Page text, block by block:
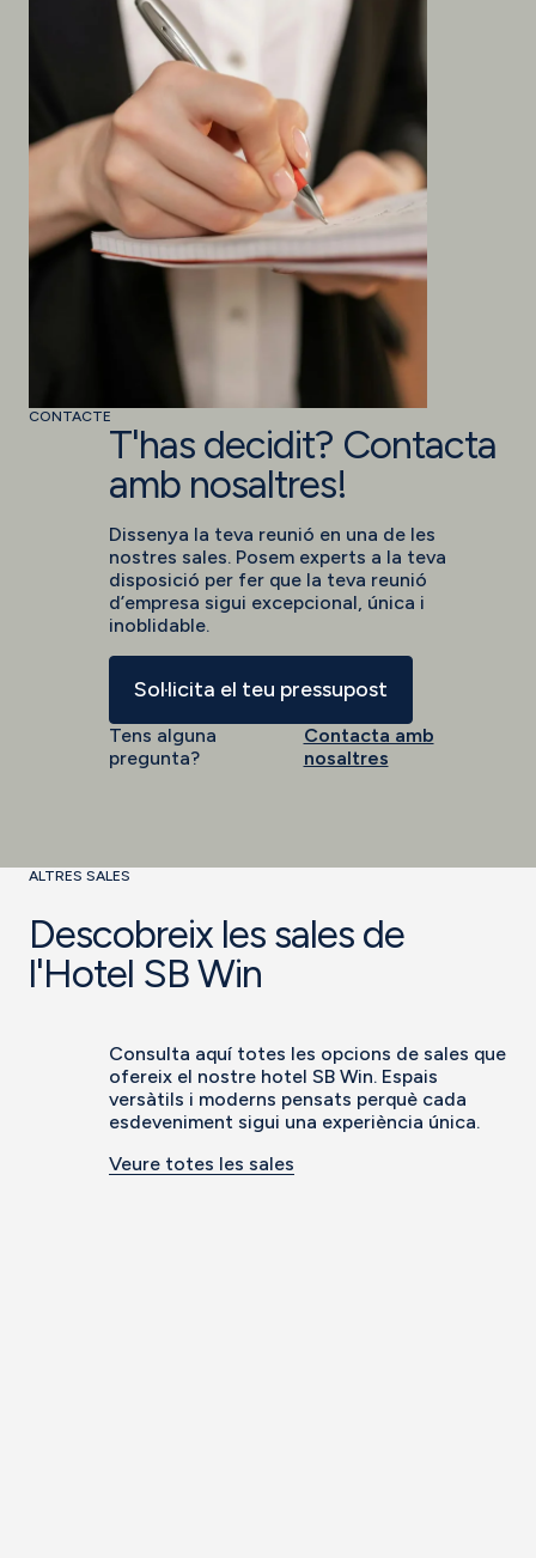
CONTACTE
T'has decidit? Contacta
amb nosaltres!
Dissenya la teva reunió en una de les
nostres sales. Posem experts a la teva
disposició per fer que la teva reunió
d’empresa sigui excepcional, única i
inoblidable.
Sol·licita el teu pressupost
Tens alguna
pregunta?
Contacta amb
nosaltres
ALTRES SALES
Descobreix les sales de
l'Hotel SB Win
Consulta aquí totes les opcions de sales que
ofereix el nostre hotel SB Win. Espais
versàtils i moderns pensats perquè cada
esdeveniment sigui una experiència única.
Veure totes les sales